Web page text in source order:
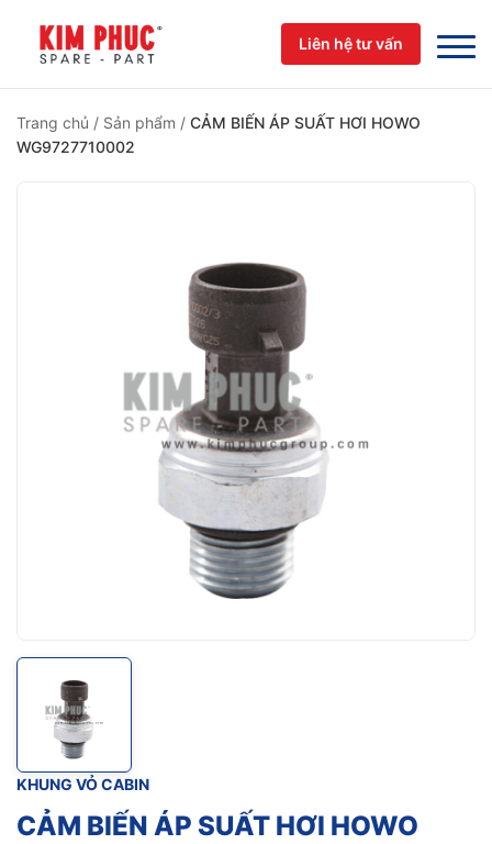
content
Liên hệ tư vấn
Trang chủ / Sản phẩm / CẢM BIẾN ÁP SUẤT HƠI HOWO
WG9727710002
KHUNG VỎ CABIN
CẢM BIẾN ÁP SUẤT HƠI HOWO